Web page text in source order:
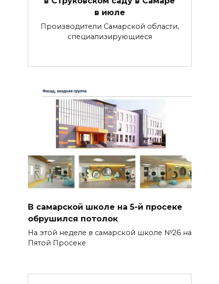
в июле
Производители Самарской области,
специализирующиеся
В самарской школе на 5-й просеке
обрушился потолок
На этой неделе в самарской школе №26 на
Пятой Просеке